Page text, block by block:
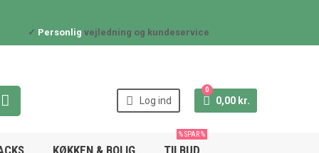
✓ Personlig vejledning og kundeservice
  Log ind  0,00 kr.
0
KØKKEN & BOLIG TILBUD
% SPAR %